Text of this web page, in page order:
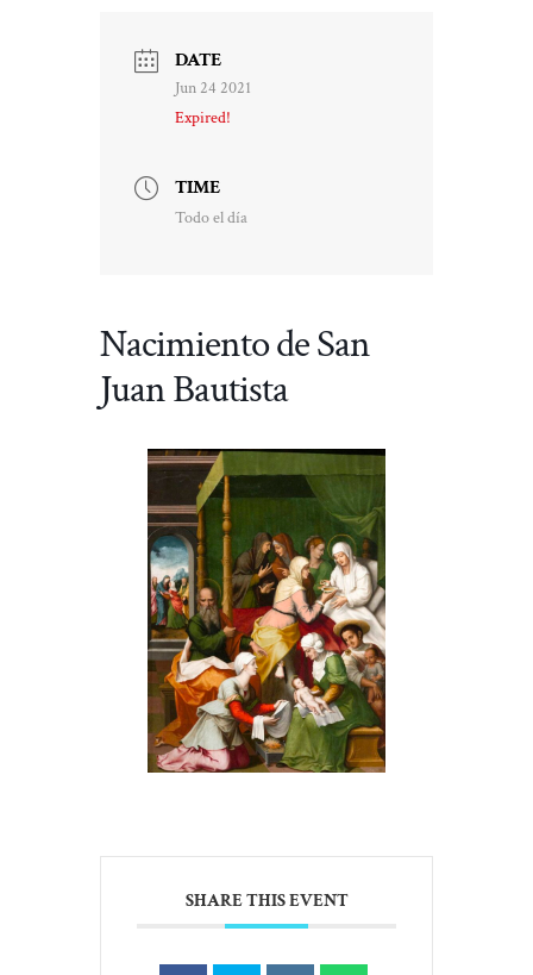
DATE
Jun 24 2021
Expired!
TIME
Todo el día
Nacimiento de San
Juan Bautista
SHARE THIS EVENT